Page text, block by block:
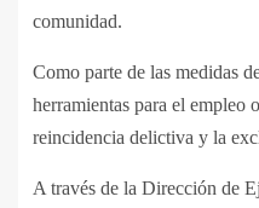
comunidad.
Como parte de las medidas
herramientas para el empleo
reincidencia delictiva y la
A través de la Dirección de